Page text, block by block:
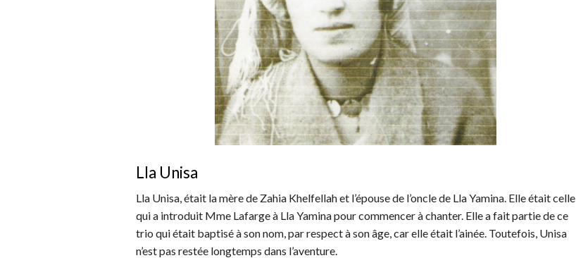
Lla Unisa
Lla Unisa, était la mère de Zahia Khelfellah et l’épouse de l’oncle de Lla Yamina. Elle était celle
qui a introduit Mme Lafarge à Lla Yamina pour commencer à chanter. Elle a fait partie de ce
trio qui était baptisé à son nom, par respect à son âge, car elle était l’ainée. Toutefois, Unisa
n’est pas restée longtemps dans l’aventure.